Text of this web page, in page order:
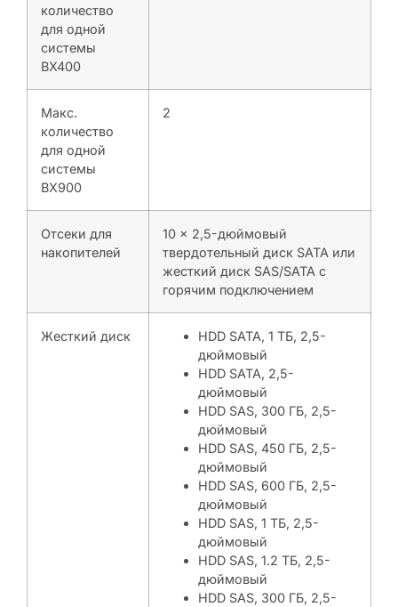
количество
для одной
системы
BX400
Макс.
количество
для одной
системы
BX900
2
Отсеки для
накопителей
10 x 2,5-дюймовый
твердотельный диск SATA или
жесткий диск SAS/SATA с
горячим подключением
Жесткий диск
HDD SATA, 1 ТБ, 2,5-
дюймовый
HDD SATA, 2,5-
дюймовый
HDD SAS, 300 ГБ, 2,5-
дюймовый
HDD SAS, 450 ГБ, 2,5-
дюймовый
HDD SAS, 600 ГБ, 2,5-
дюймовый
HDD SAS, 1 ТБ, 2,5-
дюймовый
HDD SAS, 1.2 ТБ, 2,5-
дюймовый
HDD SAS, 300 ГБ, 2,5-